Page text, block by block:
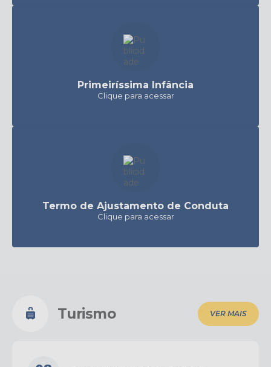
Primeiríssima Infância
Clique para acessar
Termo de Ajustamento de Conduta
Clique para acessar
Turismo VER MAIS